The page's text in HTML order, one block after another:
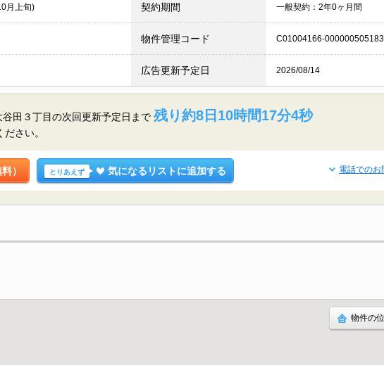
月上旬) 契約期間 一般契約：2年0ヶ月間
物件管理コード C01004166-
広告更新予定日 2026/08/14
谷田３丁目の次回更新予定日まで 残り約8日10時間17分3秒
さい。
） とりあえず 気になるリストに追加する 電話でのお
物件の